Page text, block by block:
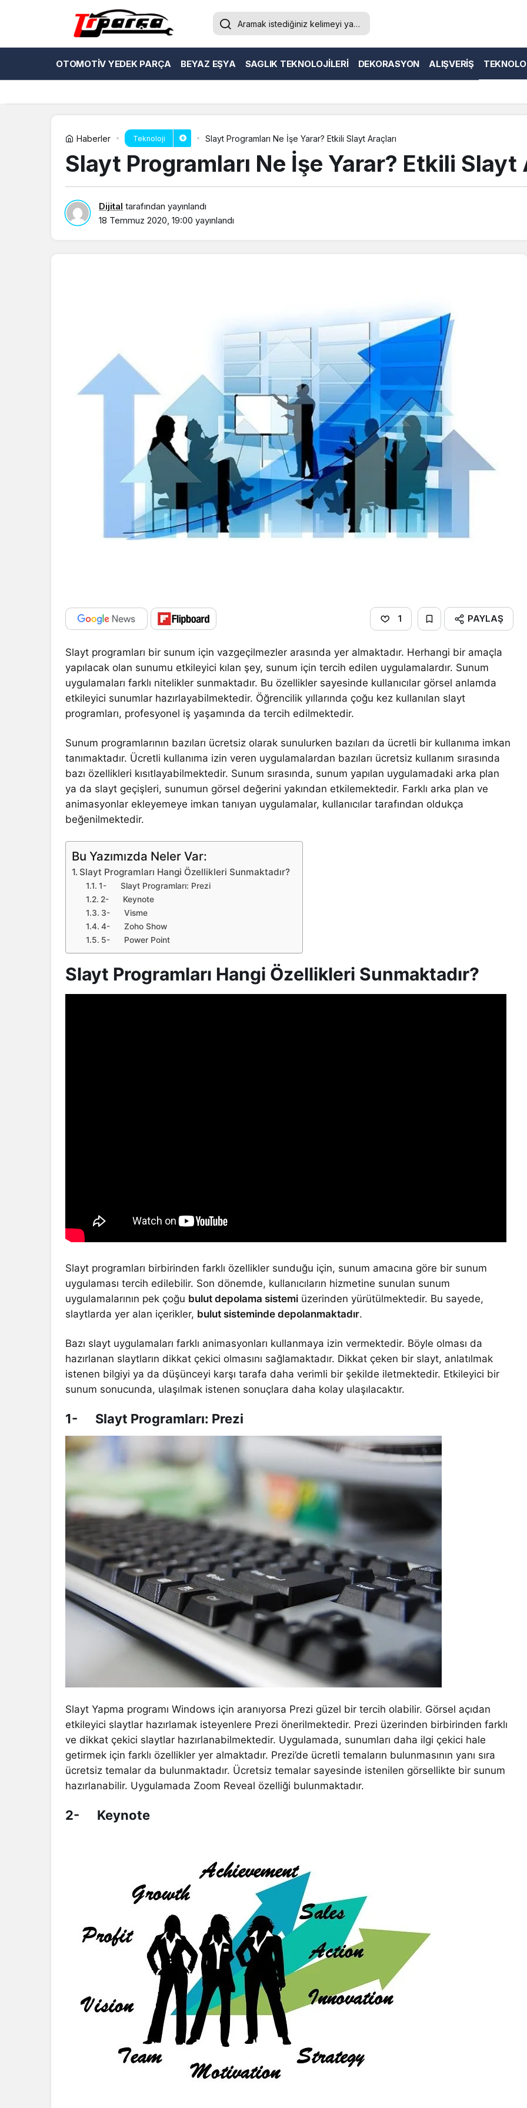
OTOMOTIV YEDEK PARÇA BEYAZ EŞYA SAGLIK TEKNOLOJILERI DEKORASYON ALIŞVERIŞ
Haberler Teknoloji Slayt Programları Ne İşe Yarar? Etkili Slayt Araçları
Slayt Programları Ne İşe Yarar? Etkili Slayt
Dijital tarafından yayınlandı
18 Temmuz 2020, 19:00 yayınlandı
1 PAYLAŞ
Slayt programları bir sunum için vazgeçilmezler arasında yer almaktadır. Herhangi bir amaçla
yapılacak olan sunumu etkileyici kılan şey, sunum için tercih edilen uygulamalardır. Sunum
uygulamaları farklı nitelikler sunmaktadır. Bu özellikler sayesinde kullanıcılar görsel anlamda
etkileyici sunumlar hazırlayabilmektedir. Öğrencilik yıllarında çoğu kez kullanılan slayt
programları, profesyonel iş yaşamında da tercih edilmektedir.
Sunum programlarının bazıları ücretsiz olarak sunulurken bazıları da ücretli bir kullanıma imkan
tanımaktadır. Ücretli kullanıma izin veren uygulamalardan bazıları ücretsiz kullanım sırasında
bazı özellikleri kısıtlayabilmektedir. Sunum sırasında, sunum yapılan uygulamadaki arka plan
ya da slayt geçişleri, sunumun görsel değerini yakından etkilemektedir. Farklı arka plan ve
animasyonlar ekleyemeye imkan tanıyan uygulamalar, kullanıcılar tarafından oldukça
beğenilmektedir.
Bu Yazımızda Neler Var:
Slayt Programları Hangi Özellikleri Sunmaktadır?
1- Slayt Programları: Prezi
2- Keynote
3- Visme
4- Zoho Show
5- Power Point
Slayt Programları Hangi Özellikleri Sunmaktadır?
Slayt programları birbirinden farklı özellikler sunduğu için, sunum amacına göre bir sunum
uygulaması tercih edilebilir. Son dönemde, kullanıcıların hizmetine sunulan sunum
uygulamalarının pek çoğu bulut depolama sistemi üzerinden yürütülmektedir. Bu sayede,
slaytlarda yer alan içerikler, bulut sisteminde depolanmaktadır.
Bazı slayt uygulamaları farklı animasyonları kullanmaya izin vermektedir. Böyle olması da
hazırlanan slaytların dikkat çekici olmasını sağlamaktadır. Dikkat çeken bir slayt, anlatılmak
istenen bilgiyi ya da düşünceyi karşı tarafa daha verimli bir şekilde iletmektedir. Etkileyici bir
sunum sonucunda, ulaşılmak istenen sonuçlara daha kolay ulaşılacaktır.
1- Slayt Programları: Prezi
Slayt Yapma programı Windows için aranıyorsa Prezi güzel bir tercih olabilir. Görsel açıdan
etkileyici slaytlar hazırlamak isteyenlere Prezi önerilmektedir. Prezi üzerinden birbirinden farklı
ve dikkat çekici slaytlar hazırlanabilmektedir. Uygulamada, sunumları daha ilgi çekici hale
getirmek için farklı özellikler yer almaktadır. Prezi’de ücretli temaların bulunmasının yanı sıra
ücretsiz temalar da bulunmaktadır. Ücretsiz temalar sayesinde istenilen görsellikte bir sunum
hazırlanabilir. Uygulamada Zoom Reveal özelliği bulunmaktadır.
2- Keynote